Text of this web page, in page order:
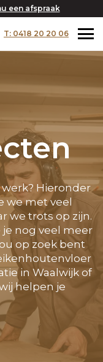
een afspraak
T: 0418 20 20 06
Hieronder
we met veel
we trots op zijn.
nog veel meer
op zoek bent
in Waalwijk of
helpen je